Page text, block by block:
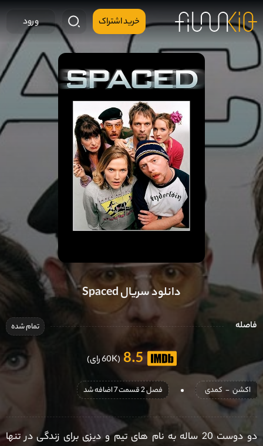
خرید اشتراک ورود
دانلود سریال Spaced
فاصله تمام شده
8.5 (60K رای)
اکشن - کمدی فصل 2 قسمت 7 اضافه شد
دو دوست 20 ساله به نام های تیم و دیزی برای زندگی در تنها